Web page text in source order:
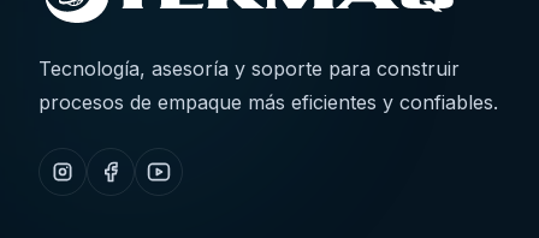
Tecnología, asesoría y soporte para construir
procesos de empaque más eficientes y confiables.